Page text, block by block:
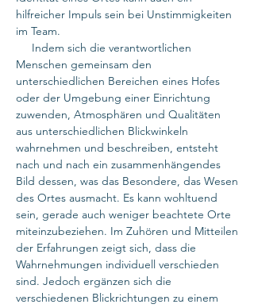
hilfreicher Impuls sein bei Unstimmigkeiten
im Team.
Indem sich die verantwortlichen
Menschen gemeinsam den
unterschiedlichen Bereichen eines Hofes
oder der Umgebung einer Einrichtung
zuwenden, Atmosphären und Qualitäten
aus unterschiedlichen Blickwinkeln
wahrnehmen und beschreiben, entsteht
nach und nach ein zusammenhängendes
Bild dessen, was das Besondere, das Wesen
des Ortes ausmacht. Es kann wohltuend
sein, gerade auch weniger beachtete Orte
miteinzubeziehen. Im Zuhören und Mitteilen
der Erfahrungen zeigt sich, dass die
Wahrnehmungen individuell verschieden
sind. Jedoch ergänzen sich die
verschiedenen Blickrichtungen zu einem